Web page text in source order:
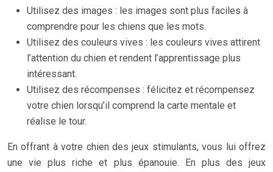
Utilisez des images : les images sont plus faciles à
comprendre pour les chiens que les mots.
Utilisez des couleurs vives : les couleurs vives attirent
l’attention du chien et rendent l’apprentissage plus
intéressant.
Utilisez des récompenses : félicitez et récompensez
votre chien lorsqu’il comprend la carte mentale et
réalise le tour.
En offrant à votre chien des jeux stimulants, vous lui offrez
une vie plus riche et plus épanouie. En plus des jeux